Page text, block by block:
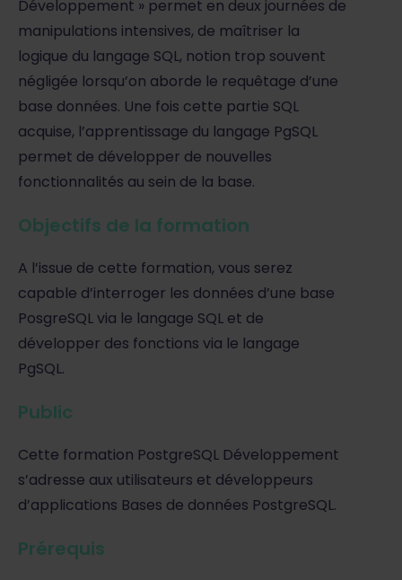
Développement » permet en deux journées de
manipulations intensives, de maîtriser la
logique du langage SQL, notion trop souvent
négligée lorsqu’on aborde le requêtage d’une
base données. Une fois cette partie SQL
acquise, l’apprentissage du langage PgSQL
permet de développer de nouvelles
fonctionnalités au sein de la base.
Objectifs de la formation
A l’issue de cette formation, vous serez
capable d’interroger les données d’une base
PosgreSQL via le langage SQL et de
développer des fonctions via le langage
PgSQL.
Public
Cette formation PostgreSQL Développement
s’adresse aux utilisateurs et développeurs
d’applications Bases de données PostgreSQL.
Prérequis